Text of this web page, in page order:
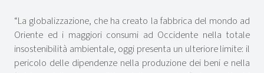
“La globalizzazione, che ha creato la fabbrica del mondo ad
Oriente ed i maggiori consumi ad Occidente nella totale
insostenibilità ambientale, oggi presenta un ulteriore limite: il
pericolo delle dipendenze nella produzione dei beni e nella